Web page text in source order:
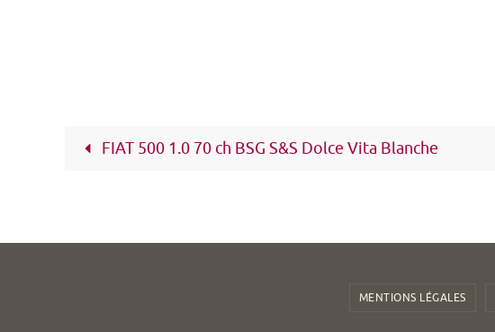
FIAT 500 1.0 70 ch BSG S&S Dolce Vita Blanche
MENTIONS LÉGALES